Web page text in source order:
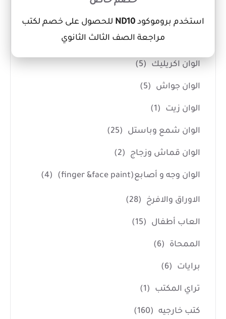
ألوان فلوماستر (21)
ألوان مائية (6)
الوان اكريليك (5)
الوان جواش (5)
الوان زيت (1)
الوان شمع وباستل (25)
الوان قماش وزجاج (2)
الوان وجه و أصابع(finger &face paint) (4)
الاوراق والافرخ (28)
العاب أطفال (15)
الممحاة (6)
برايات (6)
تراي المكتب (1)
كتب خارجيه (160)
استخدم بروموكود ND10 للحصول على خصم لكتب
مراجعة الصف الثالث الثانوي